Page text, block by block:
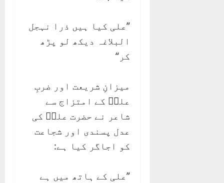
”علی کیا ہیں ذرا نہجل
البلاغہ دیکھ لو پڑھ
کر“
میزانِ شریعت اور ضربِ
علیؑ کے امتزاج سے
شاعر نے حضرت علیؑ کی
عدل پسندی اور شجاعت
کو اجاگر کیا ہے:
”علی کے ہاتھ میں ہے